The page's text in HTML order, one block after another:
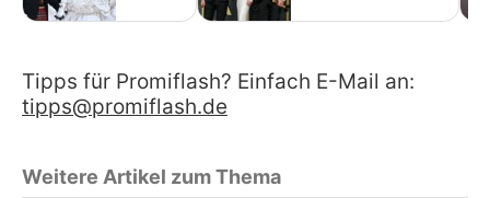
Tipps für Promiflash? Einfach E-Mail an:
tipps@promiflash.de
Weitere Artikel zum Thema